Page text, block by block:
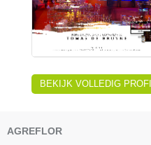
BEKIJK VOLLEDIG
AGREFLOR